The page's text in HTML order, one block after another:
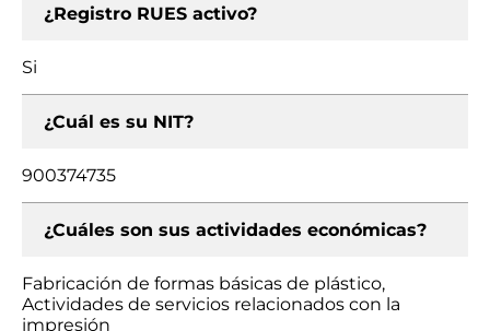
¿Registro RUES activo?
Si
¿Cuál es su NIT?
900374735
¿Cuáles son sus actividades económicas?
Fabricación de formas básicas de plástico,
Actividades de servicios relacionados con la
impresión